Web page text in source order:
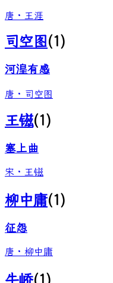
唐 · 王涯
司空图(1)
河湟有感
唐 · 司空图
王镃(1)
塞上曲
宋 · 王镃
柳中庸(1)
征怨
唐 · 柳中庸